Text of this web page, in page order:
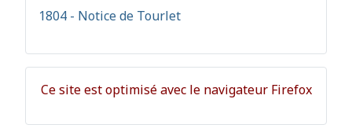
1804 - Notice de Tourlet
Ce site est optimisé avec le navigateur Firefox